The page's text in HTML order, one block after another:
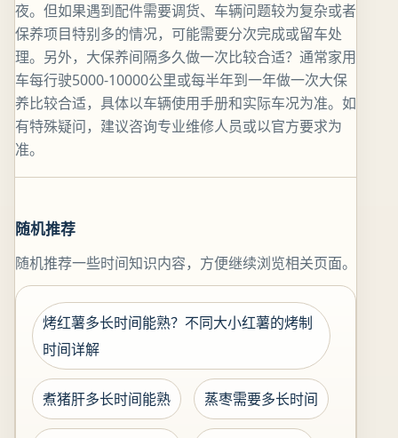
夜。但如果遇到配件需要调货、车辆问题较为复杂或者
保养项目特别多的情况，可能需要分次完成或留车处
理。另外，大保养间隔多久做一次比较合适？通常家用
车每行驶5000-10000公里或每半年到一年做一次大保
养比较合适，具体以车辆使用手册和实际车况为准。如
有特殊疑问，建议咨询专业维修人员或以官方要求为
准。
随机推荐
随机推荐一些时间知识内容，方便继续浏览相关页面。
烤红薯多长时间能熟？不同大小红薯的烤制
时间详解
煮猪肝多长时间能熟 蒸枣需要多长时间